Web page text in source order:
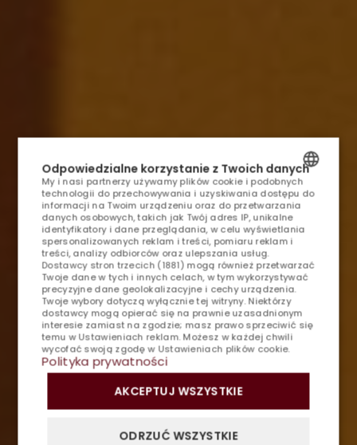
STRONA GŁÓWNA
OFERTY
POKOJE
HOTEL
RESTAURACJA
SPA
POLISH
ENGLISH
CZECH
Odpowiedzialne korzystanie z Twoich danych
My i nasi partnerzy używamy plików cookie i podobnych
technologii do przechowywania i uzyskiwania dostępu do
informacji na Twoim urządzeniu oraz do przetwarzania
danych osobowych, takich jak Twój adres IP, unikalne
identyfikatory i dane przeglądania, w celu wyświetlania
spersonalizowanych reklam i treści, pomiaru reklam i
treści, analizy odbiorców oraz ulepszania usług.
Dostawcy stron trzecich (1881) mogą również przetwarzać
Twoje dane w tych i innych celach, w tym wykorzystywać
precyzyjne dane geolokalizacyjne i cechy urządzenia.
Twoje wybory dotyczą wyłącznie tej witryny. Niektórzy
dostawcy mogą opierać się na prawnie uzasadnionym
interesie zamiast na zgodzie; masz prawo sprzeciwić się
temu wUstawieniach reklam. Możesz w każdej chwili
wycofać swoją zgodę w Ustawieniach plików cookie.
Polityka prywatności
AKCEPTUJ WSZYSTKIE
ODRZUĆ WSZYSTKIE